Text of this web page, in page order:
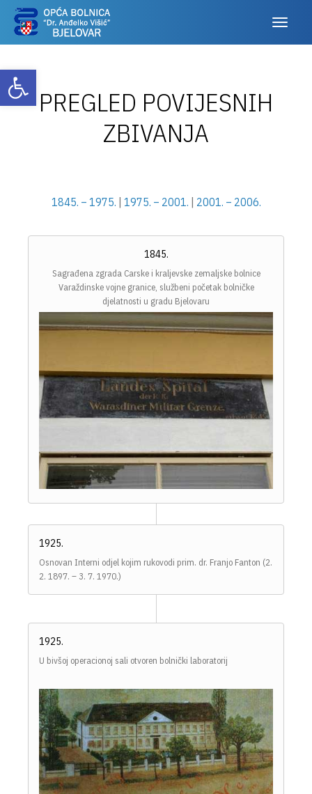
Otvori alatnu traku
PREGLED POVIJESNIH
ZBIVANJA
1845. – 1975. 1975. – 2001. 2001. – 2006.
1845.
Sagrađena zgrada Carske i kraljevske zemaljske bolnice
Varaždinske vojne granice, službeni početak bolničke
djelatnosti u gradu Bjelovaru
1925.
Osnovan Interni odjel kojim rukovodi prim. dr. Franjo Fanton (2.
2. 1897. – 3. 7. 1970.)
1925.
U bivšoj operacionoj sali otvoren bolnički laboratorij